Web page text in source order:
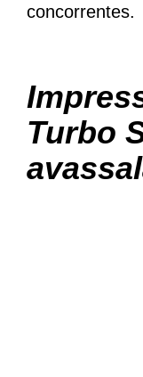
concorrentes.
Turbo